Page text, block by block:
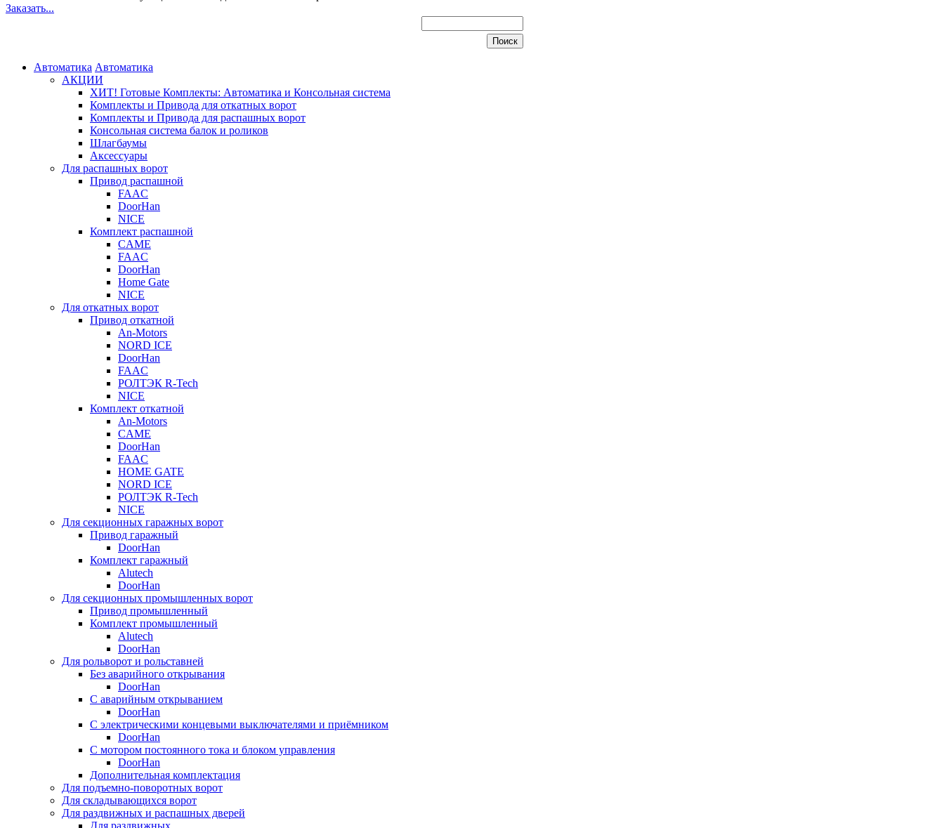
Заказать...
Автоматика Автоматика
АКЦИИ
ХИТ! Готовые Комплекты: Автоматика и Консольная система
Комплекты и Привода для откатных ворот
Комплекты и Привода для распашных ворот
Консольная система балок и роликов
Шлагбаумы
Аксессуары
Для распашных ворот
Привод распашной
FAAC
DoorHan
NICE
Комплект распашной
CAME
FAAC
DoorHan
Home Gate
NICE
Для откатных ворот
Привод откатной
An-Motors
NORD ICE
DoorHan
FAAC
РОЛТЭК R-Tech
NICE
Комплект откатной
An-Motors
CAME
DoorHan
FAAC
HOME GATE
NORD ICE
РОЛТЭК R-Tech
NICE
Для секционных гаражных ворот
Привод гаражный
DoorHan
Комплект гаражный
Alutech
DoorHan
Для секционных промышленных ворот
Привод промышленный
Комплект промышленный
Alutech
DoorHan
Для рольворот и рольставней
Без аварийного открывания
DoorHan
С аварийным открыванием
DoorHan
С электрическими концевыми выключателями и приёмником
DoorHan
С мотором постоянного тока и блоком управления
DoorHan
Дополнительная комплектация
Для подъемно-поворотных ворот
Для складывающихся ворот
Для раздвижных и распашных дверей
Для раздвижных